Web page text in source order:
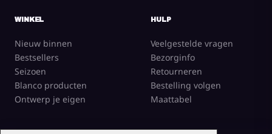
WINKEL
Nieuw binnen
Bestsellers
Seizoen
Blanco producten
Ontwerp je eigen
HULP
Veelgestelde vragen
Bezorginfo
Retourneren
Bestelling volgen
Maattabel